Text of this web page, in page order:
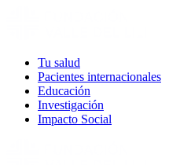
Tu salud
Pacientes internacionales
Educación
Investigación
Impacto Social